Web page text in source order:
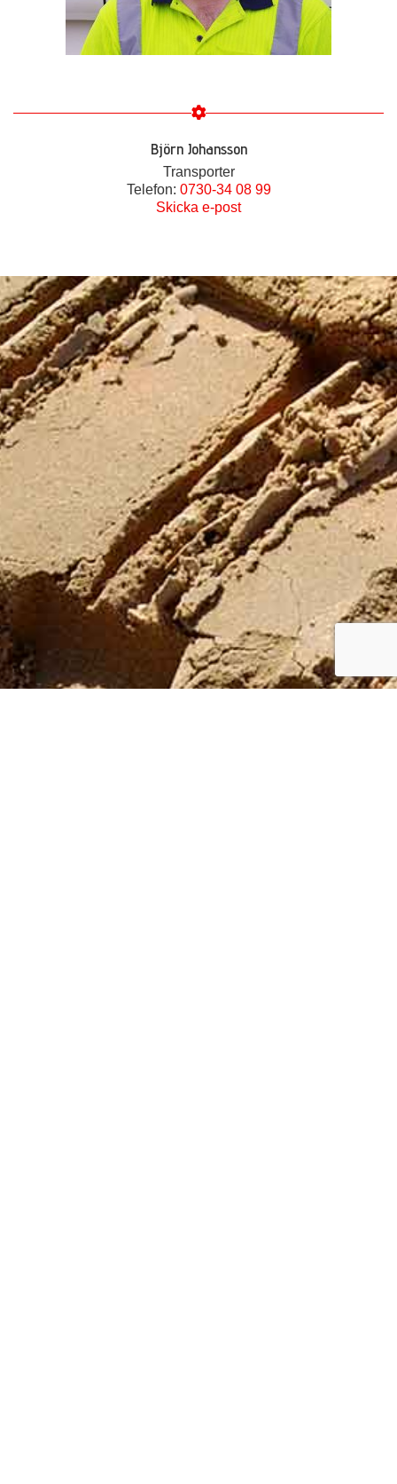
Björn Johansson
Transporter
Telefon: 0730-34 08 99
Skicka e-post